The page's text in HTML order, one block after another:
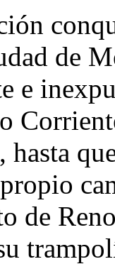
de
e
de